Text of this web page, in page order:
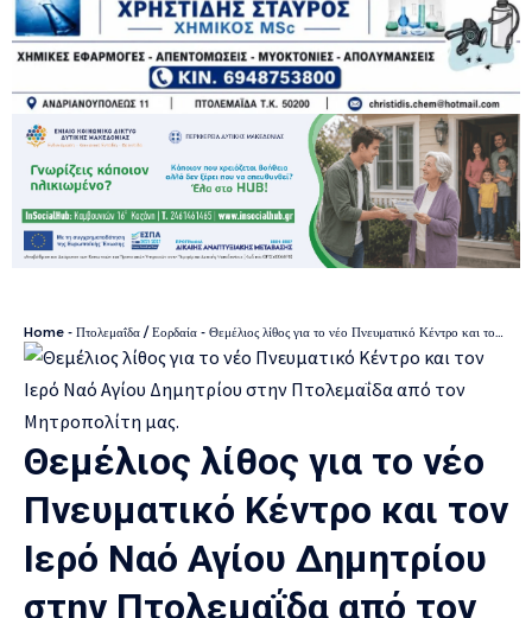
Home - Πτολεμαΐδα / Εορδαία - Θεμέλιος λίθος για το νέο Πνευματικό Κέντρο και τον Ιερό Ναό Αγίου Δημητρίου στην Πτολεμαΐδα από τον Μητροπολίτη μας.
Θεμέλιος λίθος για το νέο
Πνευματικό Κέντρο και τον
Ιερό Ναό Αγίου Δημητρίου
στην Πτολεμαΐδα από τον